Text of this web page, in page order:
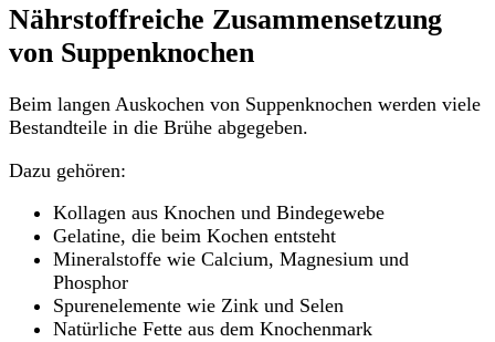
Nährstoffreiche Zusammensetzung
von Suppenknochen
Beim langen Auskochen von Suppenknochen werden viele
Bestandteile in die Brühe abgegeben.
Dazu gehören:
Kollagen aus Knochen und Bindegewebe
Gelatine, die beim Kochen entsteht
Mineralstoffe wie Calcium, Magnesium und
Phosphor
Spurenelemente wie Zink und Selen
Natürliche Fette aus dem Knochenmark